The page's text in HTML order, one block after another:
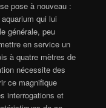
pose à nouveau :
qui lui
générale, peu
en service un
à quatre mètres de
nécessite des
ce magnifique
interrogations et